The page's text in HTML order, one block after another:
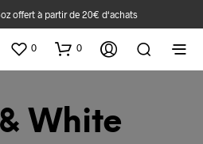
offert à partir de 20€ d‘achats
0 0
White